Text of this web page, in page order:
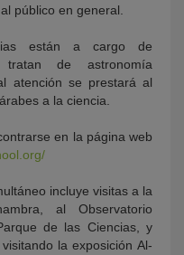
público en general.
están a cargo de
tratan de astronomía
atención se prestará al
a la ciencia.
en la página web
incluye visitas a la
al Observatorio
de las Ciencias, y
la exposición Al-